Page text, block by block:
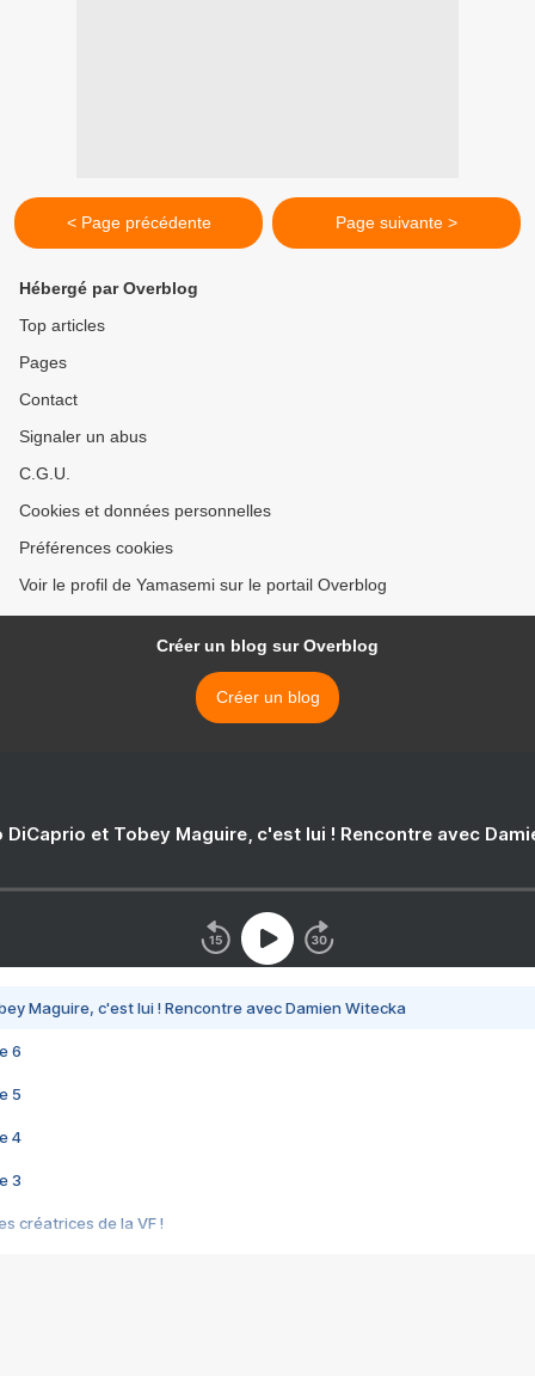
< Page précédente Page suivante >
Hébergé par Overblog
Top articles
Pages
Contact
Signaler un abus
C.G.U.
Cookies et données personnelles
Préférences cookies
Voir le profil de Yamasemi sur le portail Overblog
Créer un blog sur Overblog
Créer un blog
DiCaprio et Tobey Maguire, c'est lui ! Rencontre avec
Maguire, c'est lui ! Rencontre avec Damien Witecka
6
5
4
3
créatrices de la VF !